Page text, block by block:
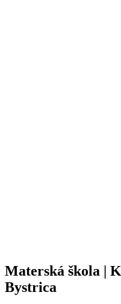
Materská škola |
Bystrica